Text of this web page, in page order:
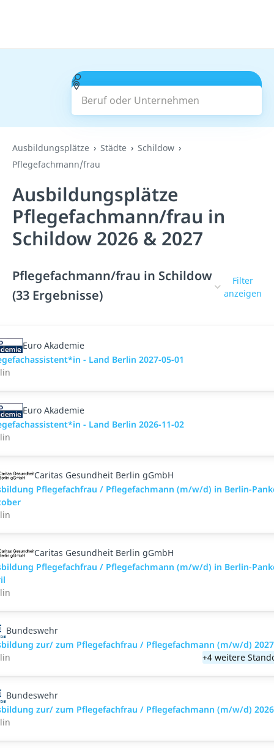
Beruf oder Unternehmen
Suchen
Ausbildungsplätze Städte
Schildow
Pflegefachmann/frau
Ausbildungsplätze
Pflegefachmann/frau in
Schildow 2026 & 2027
Pflegefachmann/frau in Schildow
(33 Ergebnisse)
Filter
anzeigen
Euro Akademie
- Land Berlin 2027-05-01
Euro Akademie
- Land Berlin 2026-11-02
Caritas Gesundheit Berlin gGmbH
Pflegefachfrau / Pflegefachmann (m/w/d) in Berlin-
Caritas Gesundheit Berlin gGmbH
Pflegefachfrau / Pflegefachmann (m/w/d) in Berlin-
Bundeswehr
zur/ zum Pflegefachfrau / Pflegefachmann (m/w/d) 2027
+4 weitere
Bundeswehr
zur/ zum Pflegefachfrau / Pflegefachmann (m/w/d) 2026